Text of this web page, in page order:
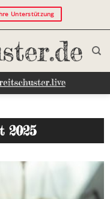
Unterstützung
2025